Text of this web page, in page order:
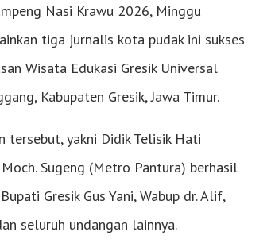
Nasi Krawu 2026, Minggu
tiga jurnalis kota pudak ini sukses
Wisata Edukasi Gresik Universal
Kabupaten Gresik, Jawa Timur.
tersebut, yakni Didik Telisik Hati
Sugeng (Metro Pantura) berhasil
Gresik Gus Yani, Wabup dr. Alif,
seluruh undangan lainnya.